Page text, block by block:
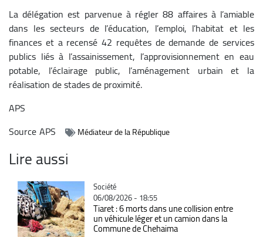
La délégation est parvenue à régler 88 affaires à l’amiable
dans les secteurs de l’éducation, l’emploi, l’habitat et les
finances et a recensé 42 requêtes de demande de services
publics liés à l’assainissement, l’approvisionnement en eau
potable, l’éclairage public, l’aménagement urbain et la
réalisation de stades de proximité.
APS
SourceAPS Médiateur de la République
Lire aussi
Catégorie
Société
06/08/2026 - 18:55
Tiaret : 6 morts dans une collision entre
un véhicule léger et un camion dans la
Commune de Chehaima